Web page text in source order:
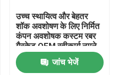
उच्च स्थायित्व और बेहतर
शॉक अवशोषण के लिए निर्मित
कंपन अवशोषक कस्टम रबर
गैस्केट OEM स्वीकार्य नमूने
जांच भेजें